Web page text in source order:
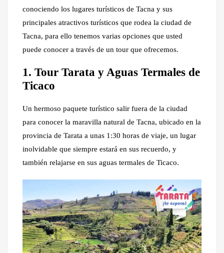
conociendo los lugares turísticos de Tacna y sus
principales atractivos turísticos que rodea la ciudad de
Tacna, para ello tenemos varias opciones que usted
puede conocer a través de un tour que ofrecemos.
1. Tour Tarata y Aguas Termales de
Ticaco
Un hermoso paquete turístico salir fuera de la ciudad
para conocer la maravilla natural de Tacna, ubicado en la
provincia de Tarata a unas 1:30 horas de viaje, un lugar
inolvidable que siempre estará en sus recuerdo, y
también relajarse en sus aguas termales de Ticaco.